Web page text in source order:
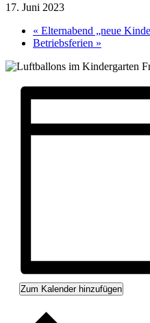
17. Juni 2023
« Elternabend „neue
Betriebsferien »
Zum Kalender hinzufügen